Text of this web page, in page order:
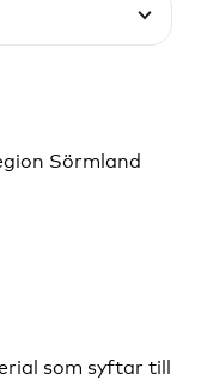
Sörmland
som syftar till